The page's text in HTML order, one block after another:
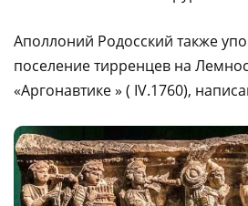
Аполлоний Родосский также
поселение тирренцев на
«Аргонавтике » ( IV.1760),